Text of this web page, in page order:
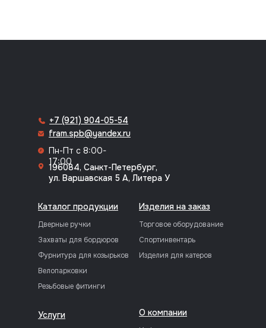
О компании
Каталог продукции
Дверные ручки
Захваты для бордюров
Фурнитура для козырьков
Велопарковки
Резьбовые фитинги
Изделия на заказ
Торговое оборудование
Спортинвентарь
Изделия для катеров
Услуги
+7 (921) 904-05-54
fram.spb@yandex.ru
Пн-Пт с 8:00-
17:00
196084, Санкт-Петербург,
ул. Варшавская 5 А, Литера У